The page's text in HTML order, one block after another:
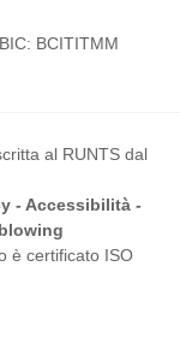
BCITITMM
al RUNTS dal
- Accessibilità -
è certificato ISO